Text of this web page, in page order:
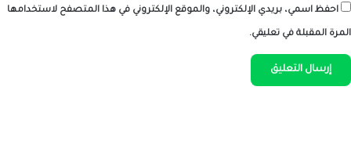
احفظ اسمي، بريدي الإلكتروني، والموقع الإلكتروني في هذا المتصفح لاستخدامها
المرة المقبلة في تعليقي.